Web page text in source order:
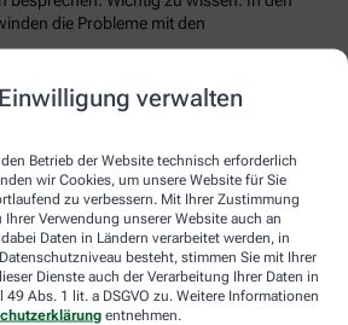
verwalten
Betrieb der Website technisch erforderlich
wir Cookies, um unsere Website für Sie
zu verbessern. Mit Ihrer Zustimmung
Verwendung unserer Website auch an
Daten in Ländern verarbeitet werden, in
besteht, stimmen Sie mit Ihrer
Dienste auch der Verarbeitung Ihrer Daten in
Abs. 1 lit. a DSGVO zu. Weitere Informationen
entnehmen.
die Probleme mit den
erfolgreiche Behandlung ist allerdings
auch als solche erkannt wird.
lassen. Und sich auf keinen Fall
normal.